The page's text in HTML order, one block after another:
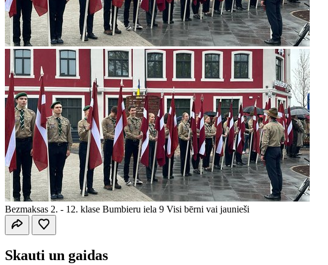
Bezmaksas 2. - 12. klase Bumbieru iela 9 Visi bērni vai jaunieši
Skauti un gaidas